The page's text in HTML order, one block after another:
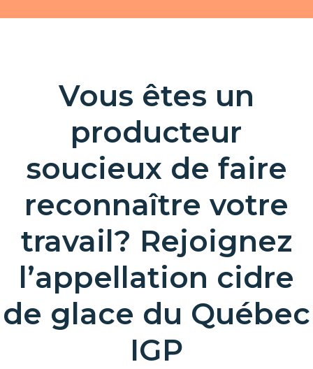
Vous êtes un
producteur
soucieux de faire
reconnaître votre
travail? Rejoignez
l’appellation cidre
de glace du Québec
IGP